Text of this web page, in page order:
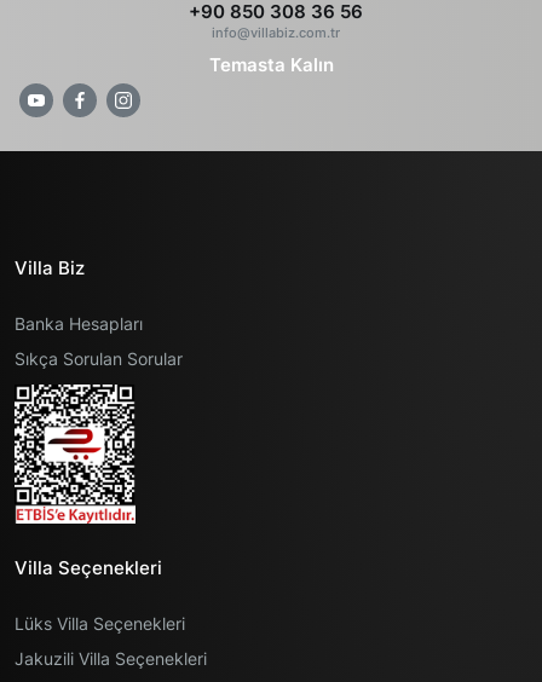
+90 850 308 36 56
info@villabiz.com.tr
Temasta Kalın
Villa Biz
Banka Hesapları
Sıkça Sorulan Sorular
Villa Seçenekleri
Lüks Villa Seçenekleri
Jakuzili Villa Seçenekleri